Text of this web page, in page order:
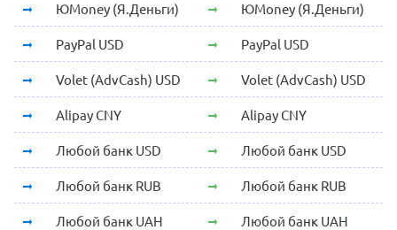
ЮMoney (Я.Деньги) ЮMoney (Я.Деньги)
PayPal USD PayPal USD
Volet (AdvCash) USD Volet (AdvCash) USD
Alipay CNY Alipay CNY
Любой банк USD Любой банк USD
Любой банк RUB Любой банк RUB
Любой банк UAH Любой банк UAH